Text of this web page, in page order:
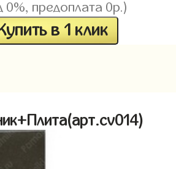
0%, предоплата 0р.)
в 1 клик